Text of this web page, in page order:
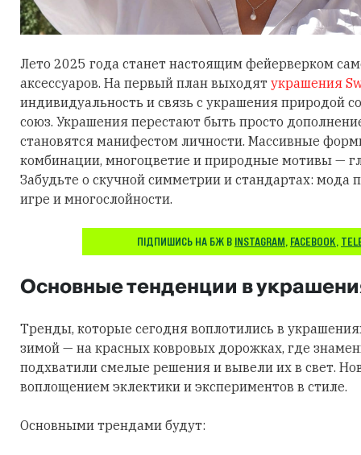
Лето 2025 года станет настоящим фейерверком
аксессуаров. На первый план выходят украшения
индивидуальность и связь с украшения природой
союз. Украшения перестают быть просто
становятся манифестом личности. Массивные
комбинации, многоцветие и природные мотивы —
Забудьте о скучной симметрии и стандартах: мода
игре и многослойности.
ПІДПИШИСЬ НА БЖ В INSTAGRAM, FACEBOOK,
Основные тенденции в
Тренды, которые сегодня воплотились в
зимой — на красных ковровых дорожках, где
подхватили смелые решения и вывели их в свет.
воплощением эклектики и экспериментов в стиле.
Основными трендами будут: